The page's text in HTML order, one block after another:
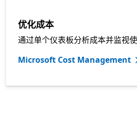
优化成本
通过单个仪表板分析成本并监视使
Microsoft Cost Management